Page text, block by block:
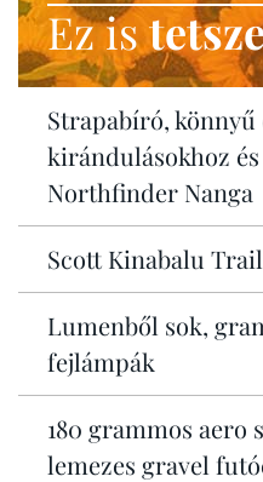
Ez is
Strapabíró, könnyű
kirándulásokhoz
Northfinder Nanga
Scott Kinabalu
Lumenből sok,
fejlámpák
180 grammos aero
lemezes gravel